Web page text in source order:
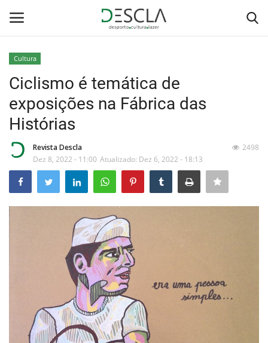
Home
Desporto
Estatuto Editorial
Saúde
Cultura
Ciclismo é temática de
exposições na Fábrica das
Histórias
Revista Descla
Dez 8, 2022 - 11:00 Atualizado: Dez 6, 2022 - 18:13
2498